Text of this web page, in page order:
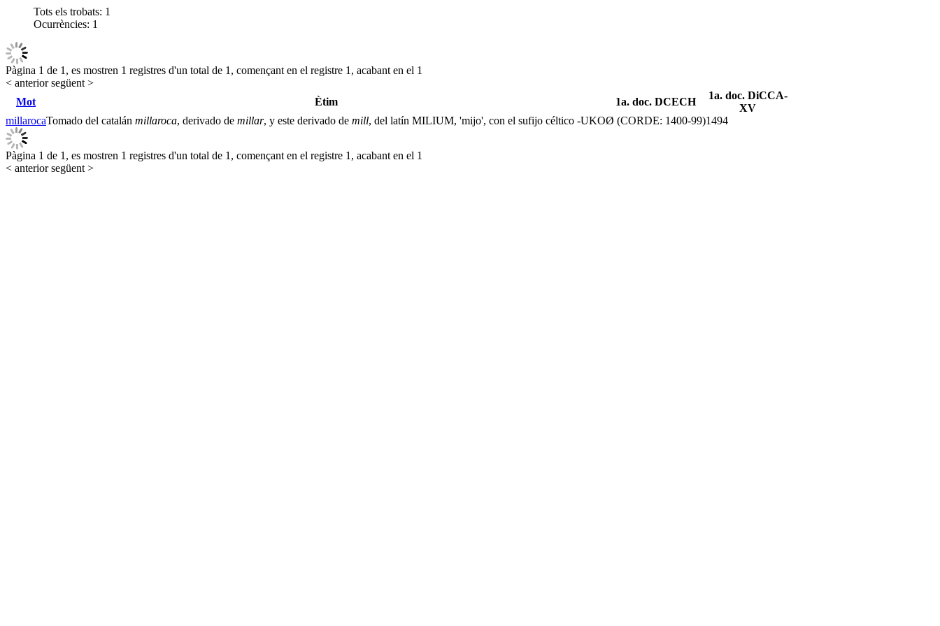
Tots els trobats: 1
Ocurrències: 1
Pàgina 1 de 1, es mostren 1 registres d'un total de 1, començant en el registre 1, acabant en el 1
< anteriorsegüent >
Mot
Ètim 1a. doc. DCECH
1a. doc. DiCCA-
XV
millarocaTomado del catalán millaroca, derivado de millar, y este derivado de mill, del latín MILIUM, 'mijo', con el sufijo céltico -UKOØ (CORDE: 1400-99)1494
Pàgina 1 de 1, es mostren 1 registres d'un total de 1, començant en el registre 1, acabant en el 1
< anteriorsegüent >